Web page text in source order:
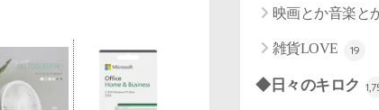
映画とか音楽と
雑貨LOVE 19
◆日々のキロク